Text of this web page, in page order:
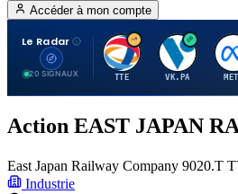
Accéder à mon compte
Le Radar
20 SIGNAUX
T
TTE
V
VK.PA
M
Action EAST JAPAN
East Japan Railway Company 9020.T
Industrie